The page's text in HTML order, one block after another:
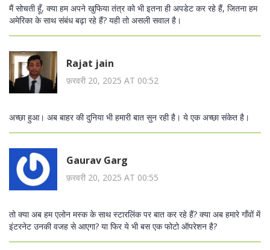
मैं सोचती हूँ, क्या हम अपने खुफिया तंत्र को भी इतना ही अपडेट कर रहे हैं, जितना हम
अमेरिका के साथ संबंध बढ़ा रहे हैं? यही तो असली सवाल है।
Rajat jain
फ़रवरी 20, 2025 AT 00:52
अच्छा हुआ। अब बाहर की दुनिया भी हमारी बात सुन रही है। ये एक अच्छा संकेत है।
Gaurav Garg
फ़रवरी 20, 2025 AT 00:55
तो क्या अब हम एलोन मस्क के साथ स्टारलिंक पर बात कर रहे हैं? क्या अब हमारे गाँवों में
इंटरनेट उनकी वजह से आएगा? या फिर ये भी बस एक फोटो ऑपरेशन है?